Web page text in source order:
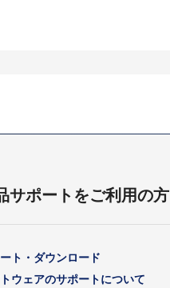
サポートをご利用の方
ト・ダウンロード
ウェアのサポートについて